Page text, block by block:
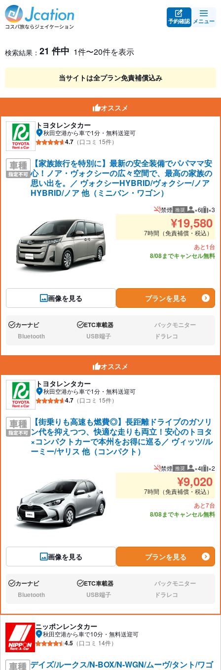
予約確認 メニュー
レンタカー検索・比較
レンタカー検索結果
検索結果： 21 件中 1件〜20件を表示
当サイトは全プラン免責補償込み
オススメ
トヨタレンタカー
秋田空港から車で1分・無料送迎可
4.7 （口コミ 15件）
【家族旅行を特別に】最新の安全装備でパパママ安
心！ノア・ヴォクシーの広々空間で、最高の家族の
思い出を。／ ヴォクシーHYBRID/ヴォクシー/ノア
HYBRID/ノア 他（ミニバン・ワゴン）
画像を見る
禁煙 推奨 推奨人数
×6 推奨
×3
¥19,580
7時間（免責補償・税込）
あと1台
8/08までキャンセル無料
プランを見る
あり:カーナビ あり:ETC車載器 なし:バックモニター
なし:Bluetooth なし:USB端子 なし:ドラレコ
オススメ
トヨタレンタカー
秋田空港から車で1分・無料送迎可
4.7 （口コミ 15件）
【街乗りも高速も燃費◎】長距離ドライブのガソリ
ン代を抑えつつ、快適な走りも両立！安心のトヨタ
×コンパクトカーで本州をお得に巡る／ ヴィッツ/ル
ーミー/ヤリス 他（コンパクト）
画像を見る
禁煙 推奨 推奨人数
×4 推奨
×2
¥9,020
7時間（免責補償・税込）
あと7台
8/08までキャンセル無料
プランを見る
あり:カーナビ あり:ETC車載器 なし:バックモニター
なし:Bluetooth なし:USB端子 なし:ドラレコ
ニッポンレンタカー
秋田空港から車で10分・無料送迎可
4.5 （口コミ 14件）
デイズ/ルークス/N-BOX/N-WGN/ムーヴ/タント/ワゴ